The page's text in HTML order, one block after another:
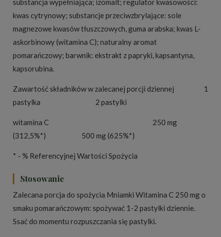
substancja wypełniająca; izomalt; regulator kwasowości:
kwas cytrynowy; substancje przeciwzbrylające: sole
magnezowe kwasów tłuszczowych, guma arabska; kwas L-
askorbinowy (witamina C); naturalny aromat
pomarańczowy; barwnik: ekstrakt z papryki, kapsantyna,
kapsorubina.
Zawartość składników w zalecanej porcji dziennej 1
pastylka 2 pastylki
witamina C 250 mg
(312,5%*) 500 mg (625%*)
* - % Referencyjnej Wartości Spożycia
Stosowanie
Zalecana porcja do spożycia Mniamki Witamina C 250 mg o
smaku pomarańczowym: spożywać 1-2 pastylki dziennie.
Ssać do momentu rozpuszczania się pastylki.